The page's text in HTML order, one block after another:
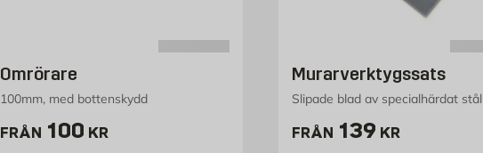
Omrörare
100mm, med bottenskydd
FRÅN Pris 100 kr
100 KR
Murarverktygssats
Slipade blad av specialhärdat stål
FRÅN Pris 139 kr
139 KR